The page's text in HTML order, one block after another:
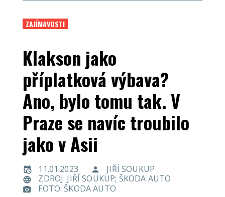
ZAJÍMAVOSTI
Klakson jako
příplatková výbava?
Ano, bylo tomu tak. V
Praze se navíc troubilo
jako v Asii
11.01.2023
JIŘÍ SOUKUP
ZDROJ: JIŘÍ SOUKUP; ŠKODA AUTO
FOTO: ŠKODA AUTO